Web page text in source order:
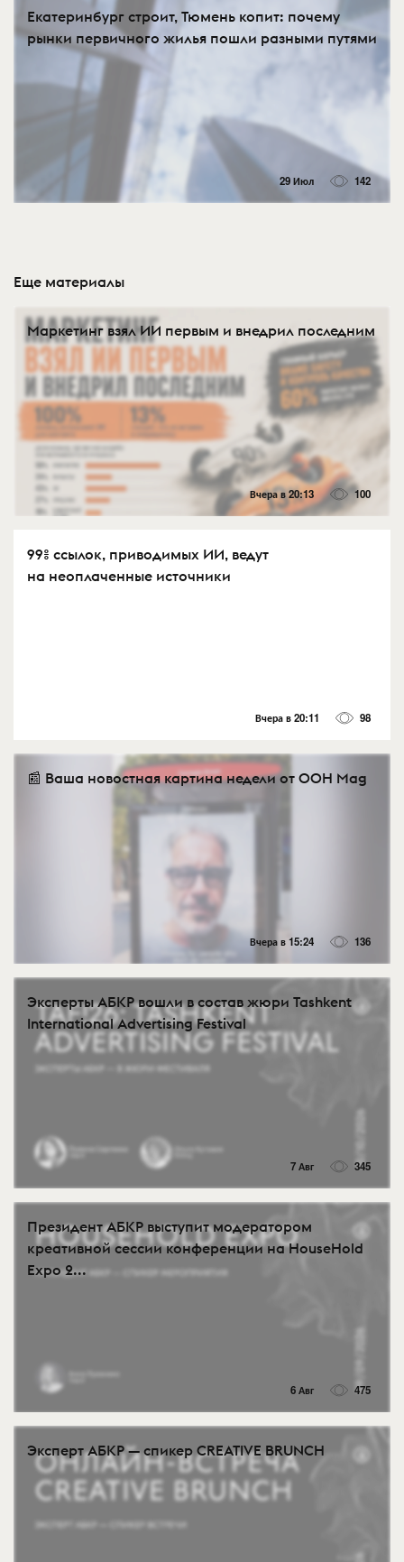
Екатеринбург строит, Тюмень копит: почему
рынки первичного жилья пошли разными путями
29 Июл 142
Еще материалы
Маркетинг взял ИИ первым и внедрил последним
Вчера в 20:13 100
99% ссылок, приводимых ИИ, ведут
на неоплаченные источники
Вчера в 20:11 98
📰 Ваша новостная картина недели от OOH Mag
Вчера в 15:24 136
Эксперты АБКР вошли в состав жюри Tashkent
International Advertising Festival
7 Авг 345
Президент АБКР выступит модератором
креативной сессии конференции на HouseHold
Expo 2...
6 Авг 475
Эксперт АБКР — спикер CREATIVE BRUNCH